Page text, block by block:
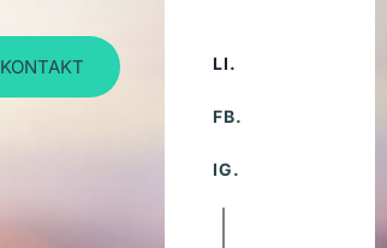
KONTAKT LI.
FB.
IG.